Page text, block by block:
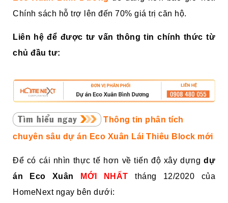
Chính sách hỗ trợ lên đến 70% giá trị căn hộ.
Liên hệ để được tư vấn thông tin chính thức từ
chủ đầu tư:
Thông tin phân tích
chuyên sâu dự án Eco Xuân Lái Thiêu Block mới
Để có cái nhìn thực tế hơn về tiến độ xây dựng dự
án Eco Xuân
MỚI NHẤT tháng 12/2020 của
HomeNext ngay bên dưới: